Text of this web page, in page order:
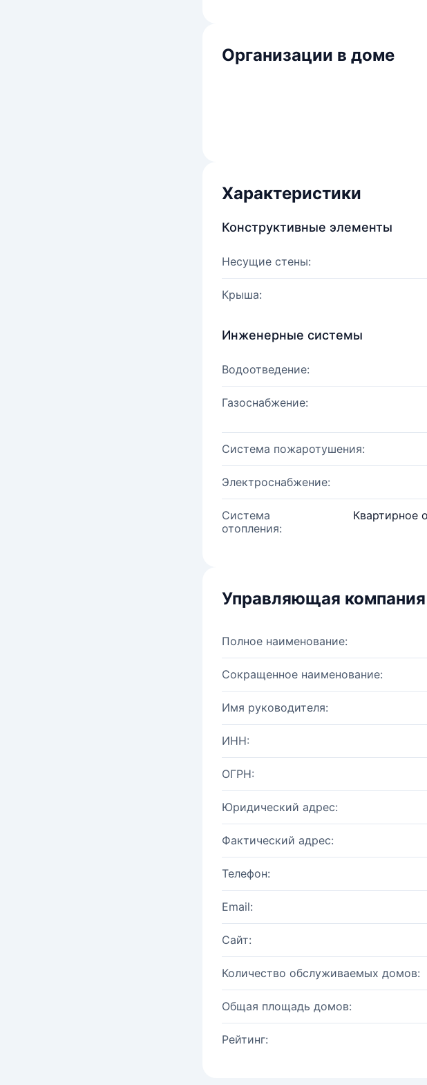
Организации в доме
Характеристики
Конструктивные элементы
Несущие стены:
Крыша:
Инженерные системы
Водоотведение:
Газоснабжение:
Система пожаротушения:
Электроснабжение:
Система
отопления:
Квартирное
Управляющая компания
Полное наименование:
Сокращенное наименование:
Имя руководителя:
ИНН:
ОГРН:
Юридический адрес:
Фактический адрес:
Телефон:
Email:
Сайт:
Количество обслуживаемых домов:
Общая площадь домов:
Рейтинг: